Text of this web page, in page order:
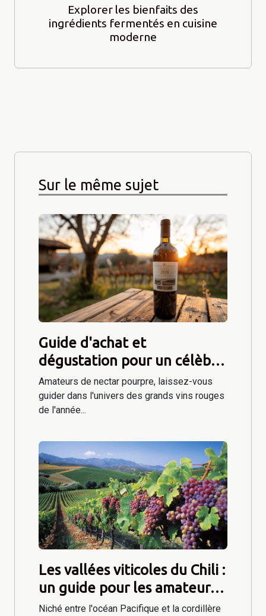
Explorer les bienfaits des
ingrédients fermentés en cuisine
moderne
Sur le même sujet
Guide d'achat et
dégustation pour un célèbre
vin rouge de 2016
Amateurs de nectar pourpre, laissez-vous
guider dans l'univers des grands vins rouges
de l'année...
Les vallées viticoles du Chili :
un guide pour les amateurs
de vin
Niché entre l'océan Pacifique et la cordillère